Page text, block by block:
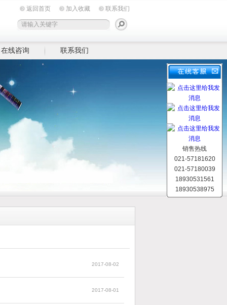
返回首页 加入收藏 联系我们
在线咨询 联系我们
2017-08-02
2017-08-01
销售热线
021-57181620
021-57180039
18930531561
18930538975